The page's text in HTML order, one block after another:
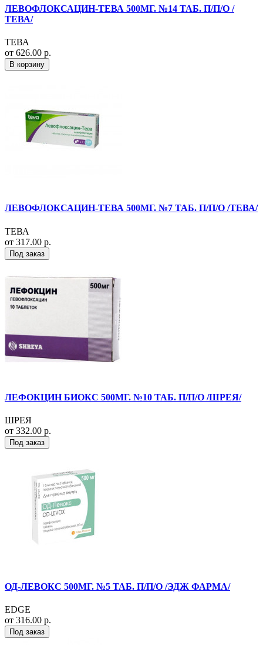
ЛЕВОФЛОКСАЦИН-ТЕВА 500МГ. №14 ТАБ. П/П/О /
ТЕВА/
ТЕВА
от 626.00 р.
В корзину
ЛЕВОФЛОКСАЦИН-ТЕВА 500МГ. №7 ТАБ. П/П/О /ТЕВА/
ТЕВА
от 317.00 р.
Под заказ
ЛЕФОКЦИН БИОКС 500МГ. №10 ТАБ. П/П/О /ШРЕЯ/
ШРЕЯ
от 332.00 р.
Под заказ
ОД-ЛЕВОКС 500МГ. №5 ТАБ. П/П/О /ЭДЖ ФАРМА/
EDGE
от 316.00 р.
Под заказ